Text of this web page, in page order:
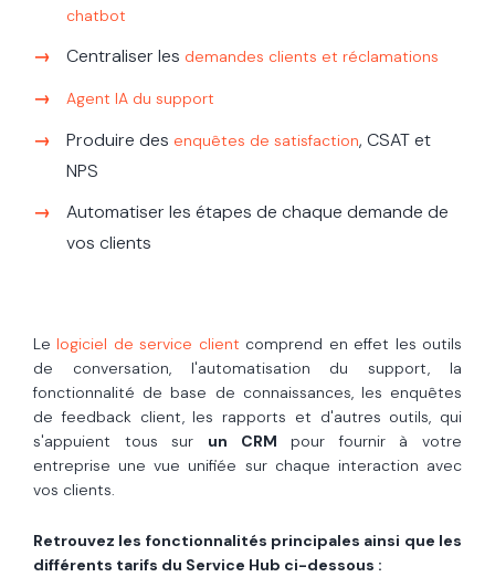
chatbot
Centraliser les demandes clients et réclamations
Agent IA du support
Produire des enquêtes de satisfaction, CSAT et
NPS
Automatiser les étapes de chaque demande de
vos clients
Le logiciel de service client comprend en effet les outils
de conversation, l'automatisation du support, la
fonctionnalité de base de connaissances, les enquêtes
de feedback client, les rapports et d'autres outils, qui
s'appuient tous sur un CRM pour fournir à votre
entreprise une vue unifiée sur chaque interaction avec
vos clients.
Retrouvez les fonctionnalités principales ainsi que les
différents tarifs du Service Hub ci-dessous :